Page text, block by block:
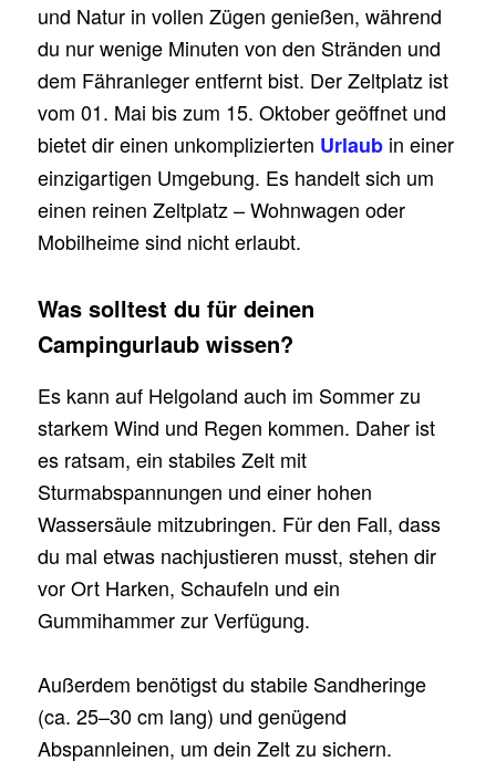
und Natur in vollen Zügen genießen, während
du nur wenige Minuten von den Stränden und
dem Fähranleger entfernt bist. Der Zeltplatz ist
vom 01. Mai bis zum 15. Oktober geöffnet und
bietet dir einen unkomplizierten Urlaub in einer
einzigartigen Umgebung. Es handelt sich um
einen reinen Zeltplatz – Wohnwagen oder
Mobilheime sind nicht erlaubt.
Was solltest du für deinen
Campingurlaub wissen?
Es kann auf Helgoland auch im Sommer zu
starkem Wind und Regen kommen. Daher ist
es ratsam, ein stabiles Zelt mit
Sturmabspannungen und einer hohen
Wassersäule mitzubringen. Für den Fall, dass
du mal etwas nachjustieren musst, stehen dir
vor Ort Harken, Schaufeln und ein
Gummihammer zur Verfügung.
Außerdem benötigst du stabile Sandheringe
(ca. 25–30 cm lang) und genügend
Abspannleinen, um dein Zelt zu sichern.